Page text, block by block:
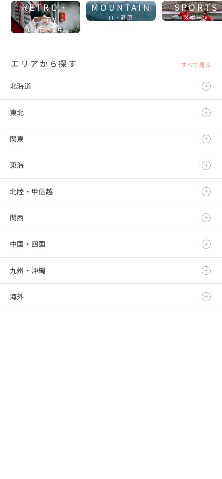
RETRO・
CITY
レトロ・街中
MOUNTAIN
山・高原
SPORTS
スポーツ
エリアから探す すべて見る
北海道
北海道
東北
青森県
岩手県
宮城県
秋田県
山形県
福島県
関東
茨城県
栃木県
群馬県
埼玉県
千葉県
東京都
東海
岐阜県
静岡県
愛知県
三重県
北陸・甲信越
新潟県
富山県
石川県
福井県
関西
滋賀県
京都府
大阪府
中国・四国
鳥取県
島根県
九州・沖縄
福岡県
海外